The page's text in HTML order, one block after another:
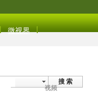
微视界
搜 索
视频